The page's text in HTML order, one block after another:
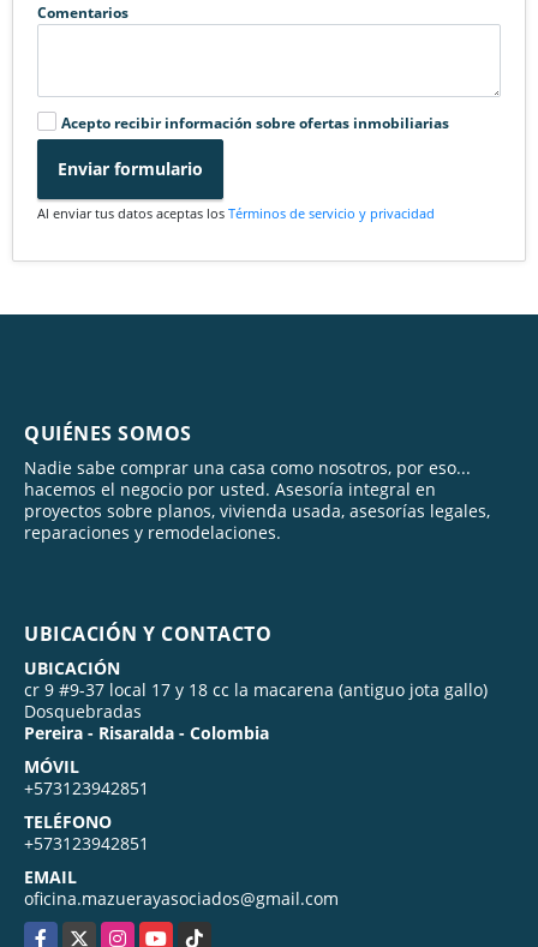
Comentarios
Acepto recibir información sobre ofertas inmobiliarias
Enviar formulario
Al enviar tus datos aceptas los Términos de servicio y privacidad
QUIÉNES SOMOS
Nadie sabe comprar una casa como nosotros, por eso...
hacemos el negocio por usted. Asesoría integral en
proyectos sobre planos, vivienda usada, asesorías legales,
reparaciones y remodelaciones.
UBICACIÓN Y CONTACTO
UBICACIÓN
cr 9 #9-37 local 17 y 18 cc la macarena (antiguo jota gallo)
Dosquebradas
Pereira - Risaralda - Colombia
MÓVIL
+573123942851
TELÉFONO
+573123942851
EMAIL
oficina.mazuerayasociados@gmail.com
Facebook
X InstagramYouTubeTikTok